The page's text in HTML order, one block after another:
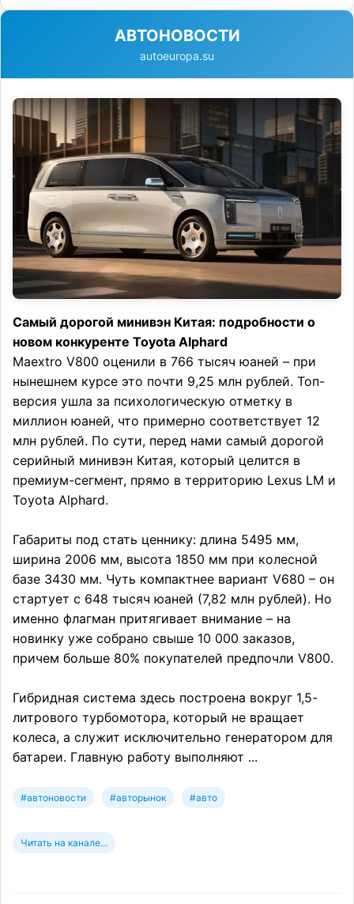
АВТОНОВОСТИ
autoeuropa.su
Самый дорогой минивэн Китая: подробности о
новом конкуренте Toyota Alphard
Maextro V800 оценили в 766 тысяч юаней – при
нынешнем курсе это почти 9,25 млн рублей. Топ-
версия ушла за психологическую отметку в
миллион юаней, что примерно соответствует 12
млн рублей. По сути, перед нами самый дорогой
серийный минивэн Китая, который целится в
премиум-сегмент, прямо в территорию Lexus LM и
Toyota Alphard.
Габариты под стать ценнику: длина 5495 мм,
ширина 2006 мм, высота 1850 мм при колесной
базе 3430 мм. Чуть компактнее вариант V680 – он
стартует с 648 тысяч юаней (7,82 млн рублей). Но
именно флагман притягивает внимание – на
новинку уже собрано свыше 10 000 заказов,
причем больше 80% покупателей предпочли V800.
Гибридная система здесь построена вокруг 1,5-
литрового турбомотора, который не вращает
колеса, а служит исключительно генератором для
батареи. Главную работу выполняют ...
#автоновости #авторынок #авто
Читать на канале...